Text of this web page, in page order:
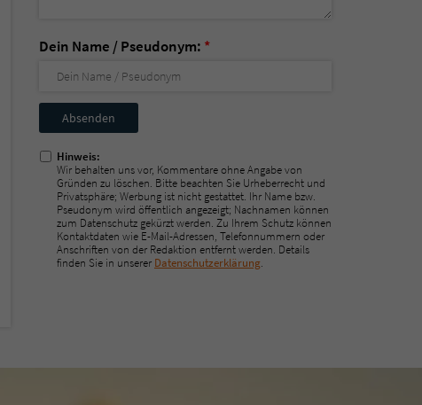
Dein Name / Pseudonym: *
Nicht
ausfüllen!
Hinweis:
Wir behalten uns vor, Kommentare ohne Angabe von
Gründen zu löschen. Bitte beachten Sie Urheberrecht und
Privatsphäre; Werbung ist nicht gestattet. Ihr Name bzw.
Pseudonym wird öffentlich angezeigt; Nachnamen können
zum Datenschutz gekürzt werden. Zu Ihrem Schutz können
Kontaktdaten wie E-Mail-Adressen, Telefonnummern oder
Anschriften von der Redaktion entfernt werden. Details
finden Sie in unserer Datenschutzerklärung.